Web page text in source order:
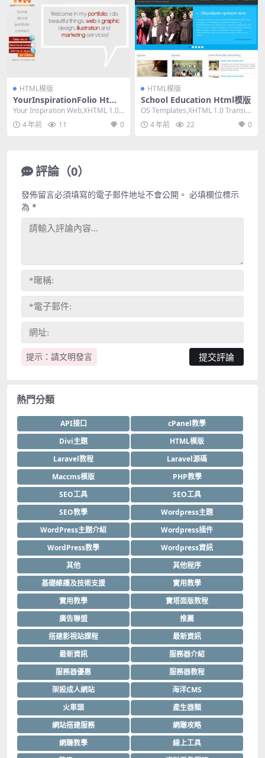
HTML模版
YourInspirationFolio Html
模版
Your Inspiration Web,XHTML 1.0
Strict,Fi...
4 年前 11 0
HTML模版
School Education Html模版
OS Templates,XHTML 1.0 Transiti
onal,Fixe...
4 年前 22 0
評論（0）
提示：請文明發言
發佈留言必須填寫的電子郵件地址不會公開。 必填欄位標示
為 *
熱門分類
API接口
cPanel教學
Divi主題
HTML模版
Laravel教程
Laravel源碼
Maccms模版
PHP教學
SEO工具
SEO工具
SEO教學
Wordpress主題
WordPress主題介紹
Wordpress插件
WordPress教學
Wordpress資訊
其他
其他程序
基礎維護及技術支援
實用教學
實用教學
寶塔面版教程
廣告聯盟
推薦
搭建影視站課程
最新資訊
最新資訊
服務器介紹
服務器優惠
服務器教程
架設成人網站
海洋CMS
火車頭
產生器類
網站搭建服務
網賺攻略
網賺教學
線上工具